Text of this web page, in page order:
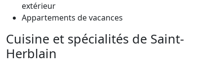
extérieur
Appartements de vacances
Cuisine et spécialités de Saint-
Herblain